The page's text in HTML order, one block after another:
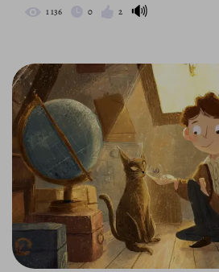
1 136 0 2 🔊